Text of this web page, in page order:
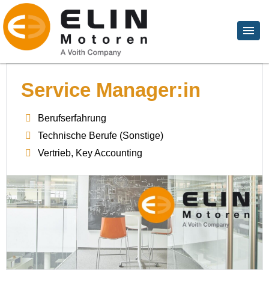
Service Manager:in
Berufserfahrung
Technische Berufe (Sonstige)
Vertrieb, Key Accounting